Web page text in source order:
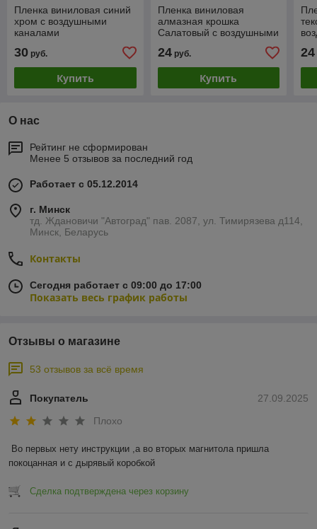
Пленка виниловая синий
хром с воздушными
каналами
30 руб.
Купить
Пленка виниловая
алмазная крошка
Салатовый с воздушными
24руб.
Купить
24
О нас
Рейтинг не сформирован
Менее 5 отзывов за последний год
Работает с 05.12.2014
г. Минск
тд. Ждановичи "Автоград" пав. 2087, ул. Тимирязева д114,
Минск, Беларусь
Контакты
Сегодня работает с 09:00 до 17:00
Показать весь график работы
Отзывы о магазине
53 отзывов за всё время
27.09.2025
Покупатель
Плохо
Во первых нету инструкции ,а во вторых магнитола пришла
покоцанная и с дырявый коробкой
Сделка подтверждена через корзину